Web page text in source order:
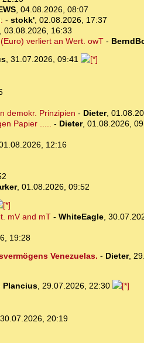
, 04.08.2026, 08:07
- stokk', 02.08.2026, 17:37
03.08.2026, 16:33
verliert an Wert. owT-
, 31.07.2026, 09:41
demokr. Prinzipien - Dieter,
Papier ..... - Dieter, 01.08.2026,
12:16
, 01.08.2026, 09:52
mV and mT- WhiteEagle,
19:28
Venezuelas. - Dieter,
Plancius, 29.07.2026, 22:30
30.07.2026, 20:19